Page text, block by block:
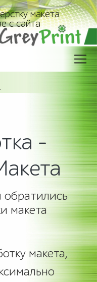
макета
с сайта
-
обратились
макета
макета,